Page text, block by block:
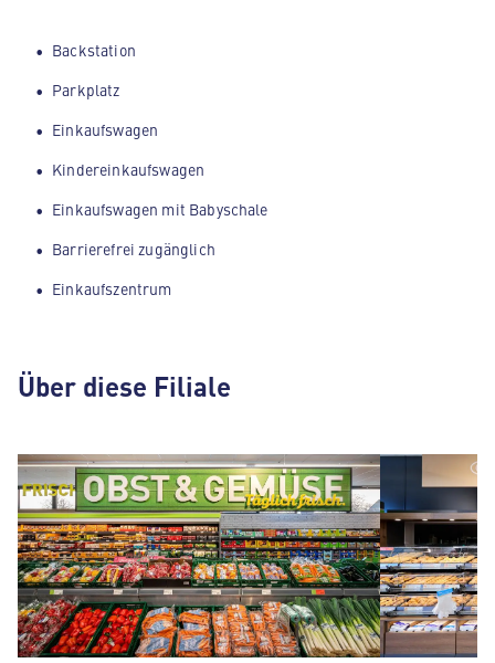
Backstation
Parkplatz
Einkaufswagen
Kindereinkaufswagen
Einkaufswagen mit Babyschale
Barrierefrei zugänglich
Einkaufszentrum
Über diese Filiale